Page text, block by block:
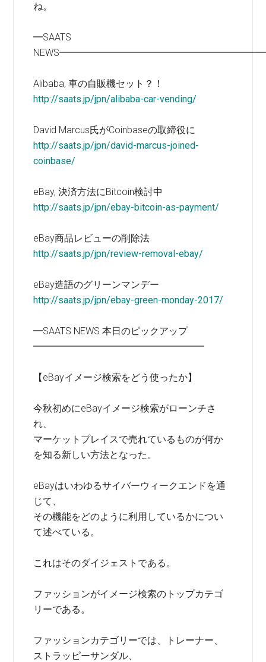
ね。
━SAATS
Alibaba, 車の自販機セット？！
http://saats.jp/jpn/alibaba-car-vending/
David Marcus氏がCoinbaseの取締役に
http://saats.jp/jpn/david-marcus-joined-
coinbase/
eBay, 決済方法にBitcoin検討中
http://saats.jp/jpn/ebay-bitcoin-as-payment/
eBay商品レビューの削除法
http://saats.jp/jpn/review-removal-ebay/
eBay造語のグリーンマンデー
http://saats.jp/jpn/ebay-green-monday-2017/
━SAATS NEWS 本日のピックアップ
━━━━━━━━━━━━━━━━━━
【eBayイメージ検索をどう使ったか】
今秋初めにeBayイメージ検索がローンチさ
れ、
マーケットプレイスで売れているものが何か
を知る新しい方法となった。
eBayはいわゆるサイバーウィークエンドを通
じて、
その機能をどのように利用しているかについ
て述べている。
これはそのダイジェストである。
ファッションがイメージ検索のトップカテゴ
リーである。
ファッションカテゴリーでは、トレーナー、
ストラッピーサンダル、